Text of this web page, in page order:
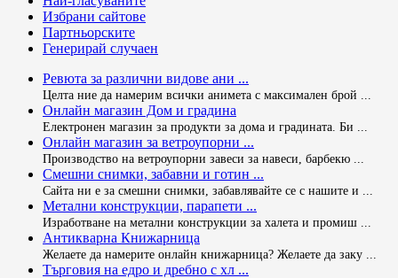
Избрани сайтове
Партньорските
Генерирай случаен
Ревюта за различни видове ани ...
Целта ние да намерим всички анимета с максимален брой ...
Онлайн магазин Дом и градина
Електронен магазин за продукти за дома и градината. Би ...
Онлайн магазин за ветроупорни ...
Производство на ветроупорни завеси за навеси, барбекю ...
Смешни снимки, забавни и готин ...
Сайта ни е за смешни снимки, забавлявайте се с нашите и ...
Метални конструкции, парапети ...
Изработване на метални конструкции за халета и промиш ...
Антикварна Книжарница
Желаете да намерите oнлайн книжарница? Желаете да заку ...
Търговия на едро и дребно с хл ...